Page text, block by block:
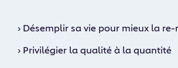
› Désemplir sa vie pour mieux la
› Privilégier la qualité à la quantité